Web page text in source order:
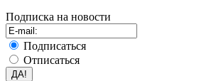
Подписка на новости
Подписаться
Отписаться